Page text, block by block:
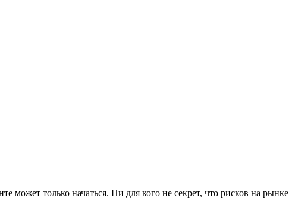
может только начаться. Ни для кого не секрет, что рисков на рынке